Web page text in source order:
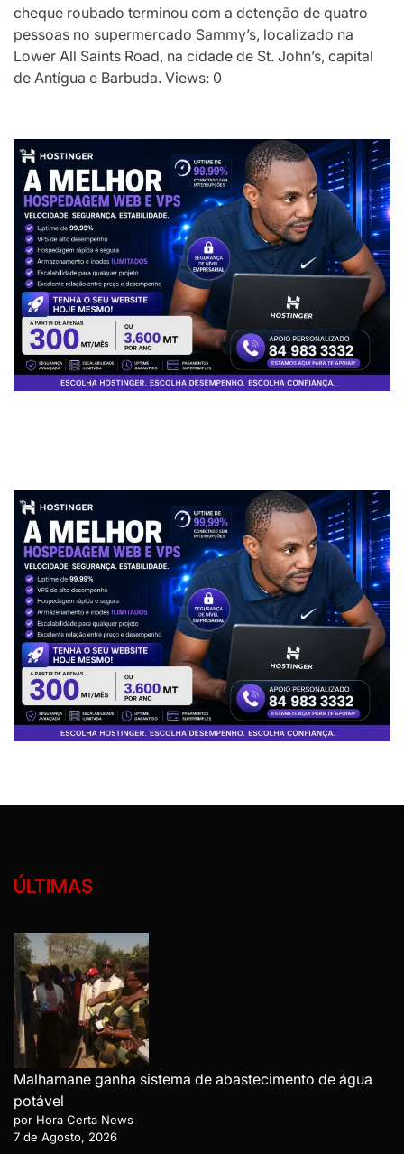
cheque roubado terminou com a detenção de quatro
pessoas no supermercado Sammy’s, localizado na
Lower All Saints Road, na cidade de St. John’s, capital
de Antígua e Barbuda. Views: 0
ÚLTIMAS
Malhamane ganha sistema de abastecimento de água
potável
por Hora Certa News
7 de Agosto, 2026